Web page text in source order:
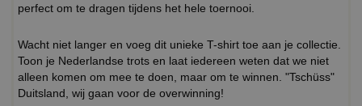
perfect om te dragen tijdens het hele toernooi.
Wacht niet langer en voeg dit unieke T-shirt toe aan je collectie.
Toon je Nederlandse trots en laat iedereen weten dat we niet
alleen komen om mee te doen, maar om te winnen. "Tschüss"
Duitsland, wij gaan voor de overwinning!